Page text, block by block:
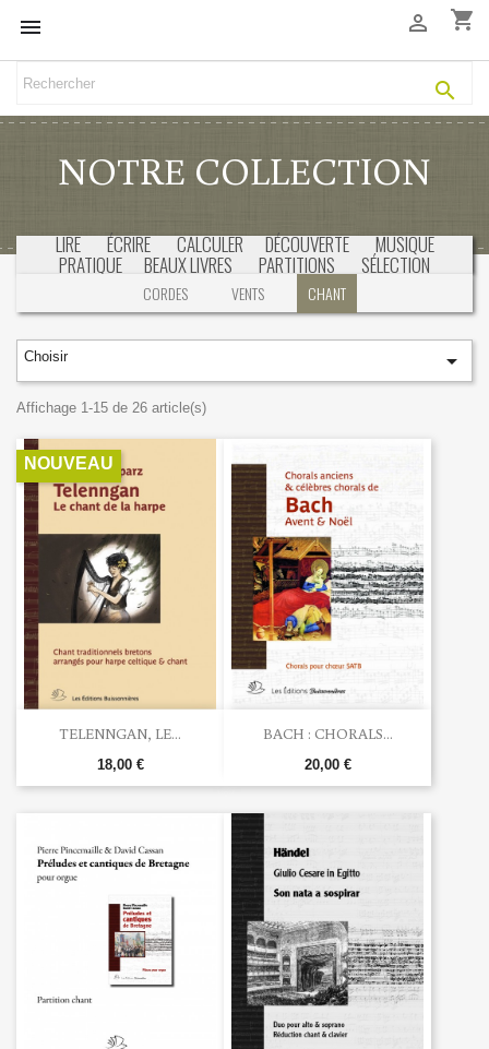
 shopping_cart


NOTRE COLLECTION
LIRE ÉCRIRE CALCULER DÉCOUVERTE MUSIQUE
PRATIQUE BEAUX LIVRES PARTITIONS SÉLECTION
CORDES VENTS CHANT
Choisir 
Affichage 1-15 de 26 article(s)
TELENNGAN, LE...
18,00 €
NOUVEAU
BACH : CHORALS...
20,00 €